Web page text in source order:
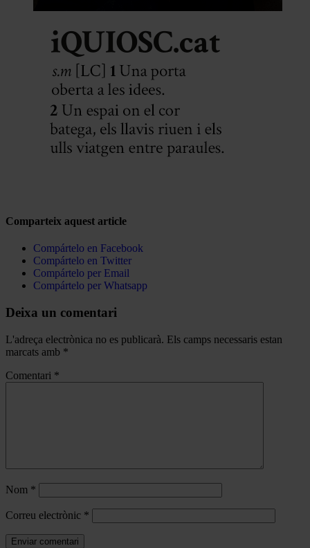
Comparteix aquest article
Compártelo en Facebook
Compártelo en Twitter
Compártelo per Email
Compártelo per Whatsapp
Deixa un comentari
L'adreça electrònica no es publicarà. Els camps necessaris estan
marcats amb *
Comentari *
Nom *
Correu electrònic *